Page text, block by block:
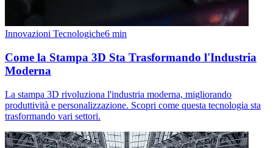
Innovazioni Tecnologiche6 min
Come la Stampa 3D Sta Trasformando l'Industria
Moderna
La stampa 3D rivoluziona l'industria moderna, migliorando
produttività e personalizzazione. Scopri come questa tecnologia sta
trasformando vari settori.